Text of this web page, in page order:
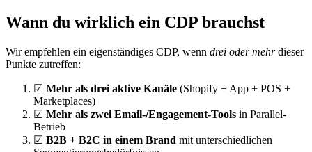
Wann du wirklich ein CDP brauchst
Wir empfehlen ein eigenständiges CDP, wenn drei oder mehrdieser
Punkte zutreffen:
☑ Mehr als drei aktive Kanäle (Shopify + App + POS +
Marketplaces)
☑ Mehr als zwei Email-/Engagement-Tools in Parallel-
Betrieb
☑ B2B + B2C in einem Brand mit unterschiedlichen